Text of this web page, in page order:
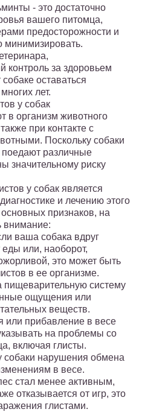
- это достаточно
вашего питомца,
предосторожности и
минимизировать.
контроль за здоровьем
оставаться
лет.
у собак
в организм животного
при контакте с
Поскольку собаки
поедают различные
значительному риску
у собак является
и лечению этого
признаков, на
внимание:
ваша собака вдруг
еды или, наоборот,
это может быть
в ее организме.
пищеварительную систему
ощущения или
веществ.
или прибавление в весе
на проблемы со
включая глисты.
собаки нарушения обмена
в весе.
стал менее активным,
отказывается от игр, это
глистами.